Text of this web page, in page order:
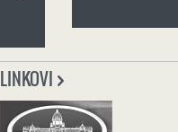
LINKOVI